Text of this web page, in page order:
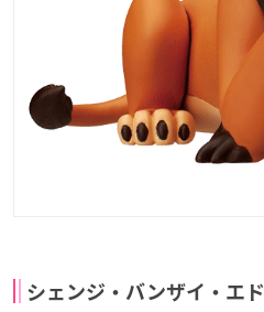
シェンジ・バンザイ・エド